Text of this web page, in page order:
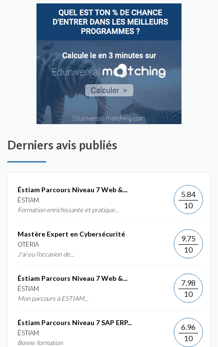
Derniers avis publiés
Éstiam Parcours Niveau 7 Web &...
ÉSTIAM
Formation enrichissante et pratique...
5.84
10
Mastère Expert en Cybersécurité
OTERIA
J'ai eu l'occasion de...
9.75
10
Éstiam Parcours Niveau 7 Web &...
ÉSTIAM
Mon parcours à ESTIAM...
7.98
10
Éstiam Parcours Niveau 7 SAP ERP...
ÉSTIAM
Bonne formation
6.96
10